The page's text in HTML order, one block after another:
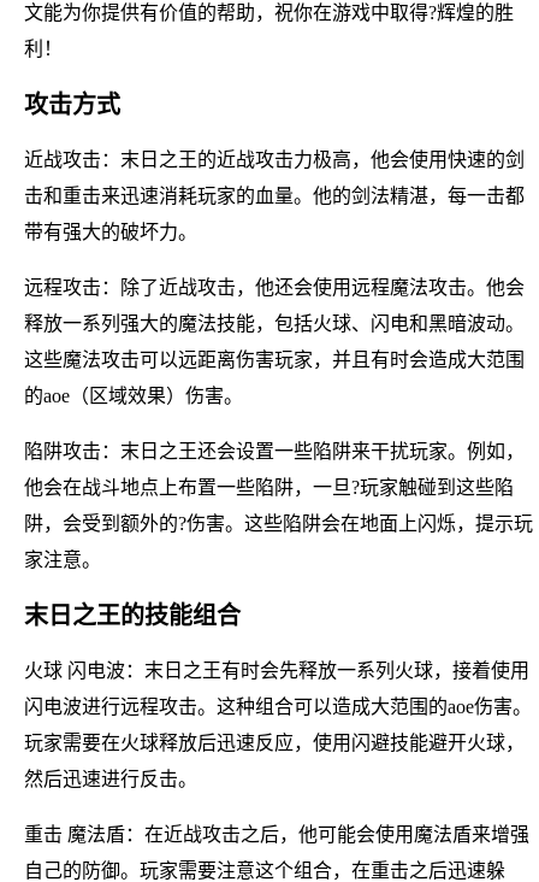
文能为你提供有价值的帮助，祝你在游戏中取得?辉煌的胜
利！
攻击方式
近战攻击：末日之王的近战攻击力极高，他会使用快速的剑
击和重击来迅速消耗玩家的血量。他的剑法精湛，每一击都
带有强大的破坏力。
远程攻击：除了近战攻击，他还会使用远程魔法攻击。他会
释放一系列强大的魔法技能，包括火球、闪电和黑暗波动。
这些魔法攻击可以远距离伤害玩家，并且有时会造成大范围
的aoe（区域效果）伤害。
陷阱攻击：末日之王还会设置一些陷阱来干扰玩家。例如，
他会在战斗地点上布置一些陷阱，一旦?玩家触碰到这些陷
阱，会受到额外的?伤害。这些陷阱会在地面上闪烁，提示玩
家注意。
末日之王的技能组合
火球 闪电波：末日之王有时会先释放一系列火球，接着使用
闪电波进行远程攻击。这种组合可以造成大范围的aoe伤害。
玩家需要在火球释放后迅速反应，使用闪避技能避开火球，
然后迅速进行反击。
重击 魔法盾：在近战攻击之后，他可能会使用魔法盾来增强
自己的防御。玩家需要注意这个组合，在重击之后迅速躲